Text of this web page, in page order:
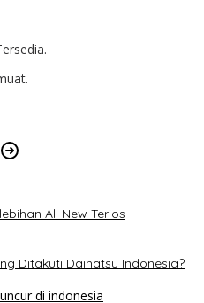
All New Terios
Ditakuti Daihatsu Indonesia?